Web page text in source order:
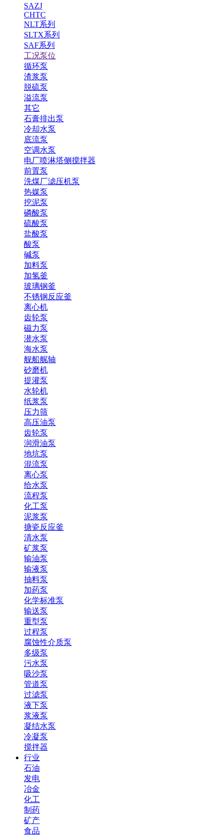
SAZJ
CHTC
NLT系列
SLTX系列
SAF系列
工况泵位
循环泵
渣浆泵
脱硫泵
溢流泵
其它
石膏排出泵
冷却水泵
底流泵
空调水泵
电厂喷淋塔侧搅拌器
前置泵
洗煤厂滤压机泵
热媒泵
挖泥泵
磷酸泵
硫酸泵
盐酸泵
酸泵
碱泵
加料泵
加氢釜
玻璃钢釜
不锈钢反应釜
离心机
齿轮泵
磁力泵
潜水泵
海水泵
舰船艉轴
砂磨机
提灌泵
水轮机
纸浆泵
压力筛
高压油泵
齿轮泵
润滑油泵
地坑泵
混流泵
离心泵
给水泵
流程泵
化工泵
泥浆泵
搪瓷反应釜
清水泵
矿浆泵
输油泵
输液泵
抽料泵
加药泵
化学标准泵
输送泵
重型泵
过程泵
腐蚀性介质泵
多级泵
污水泵
吸沙泵
管道泵
过滤泵
液下泵
浆液泵
凝结水泵
冷凝泵
搅拌器
行业
石油
发电
冶金
化工
制药
矿产
食品